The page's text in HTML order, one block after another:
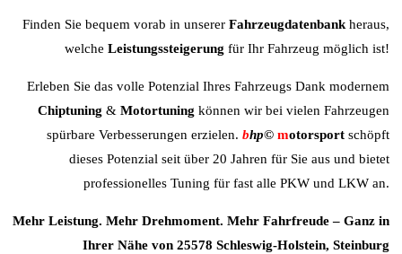
Finden Sie bequem vorab in unserer Fahrzeugdatenbank heraus,
welche Leistungssteigerung für Ihr Fahrzeug möglich ist!
Erleben Sie das volle Potenzial Ihres Fahrzeugs Dank modernem
Chiptuning & Motortuning können wir bei vielen Fahrzeugen
spürbare Verbesserungen erzielen. bhp© motorsport schöpft
dieses Potenzial seit über 20 Jahren für Sie aus und bietet
professionelles Tuning für fast alle PKW und LKW an.
Mehr Leistung. Mehr Drehmoment. Mehr Fahrfreude – Ganz in
Ihrer Nähe von 25578 Schleswig-Holstein, Steinburg